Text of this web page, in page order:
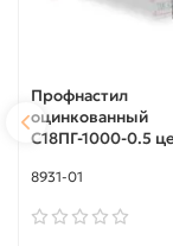
Профнастил
оцинкованный
С18ПГ-1000-0.5
8931-01